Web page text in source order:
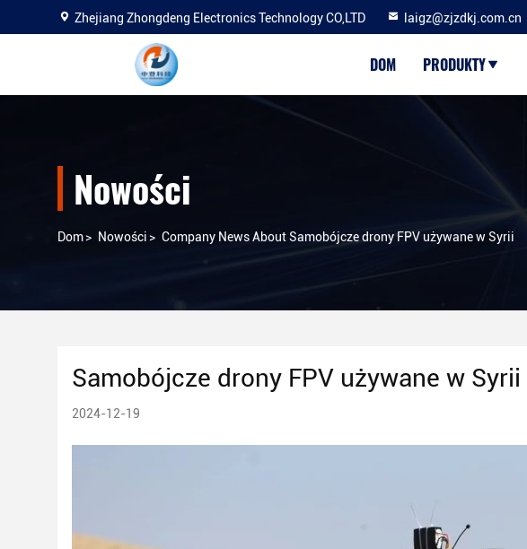
Zhejiang Zhongdeng Electronics Technology CO,LTD laigz@zjzdkj.com.cn
DOM PRODUKTY
Nowości
Dom> Nowości > Company News About Samobójcze drony FPV używane w Syrii
Samobójcze drony FPV używane w Syrii
2024-12-19